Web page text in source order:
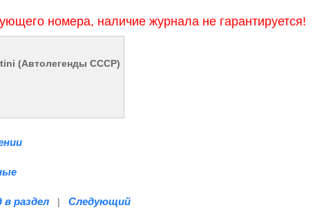
номера, наличие журнала не гарантируется!
(Автолегенды СССР)
в раздел | Следующий